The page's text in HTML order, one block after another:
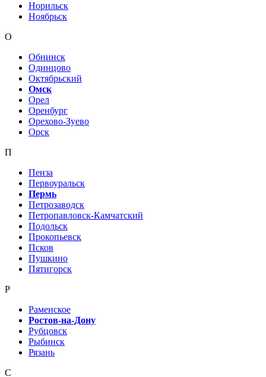
Норильск
Ноябрьск
О
Обнинск
Одинцово
Октябрьский
Омск
Орел
Оренбург
Орехово-Зуево
Орск
П
Пенза
Первоуральск
Пермь
Петрозаводск
Петропавловск-Камчатский
Подольск
Прокопьевск
Псков
Пушкино
Пятигорск
Р
Раменское
Ростов-на-Дону
Рубцовск
Рыбинск
Рязань
С